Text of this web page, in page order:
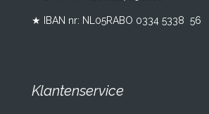
★ IBAN nr: NL05RABO 0334 5338 56
Klantenservice